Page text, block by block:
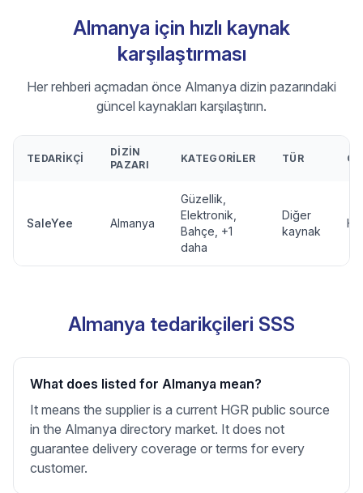
Almanya için hızlı kaynak
karşılaştırması
Her rehberi açmadan önce Almanya dizin pazarındaki
güncel kaynakları karşılaştırın.
TEDARIKÇI
DIZIN
PAZARI
KATEGORILER TÜR
SaleYee Almanya
Güzellik,
Elektronik,
Bahçe , +1
daha
Diğer
kaynak
Almanya tedarikçileri SSS
What does listed for Almanya mean?
It means the supplier is a current HGR public source
in the Almanya directory market. It does not
guarantee delivery coverage or terms for every
customer.